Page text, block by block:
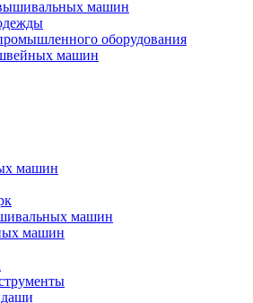
машин
оборудования
машин
машин
машин
машин